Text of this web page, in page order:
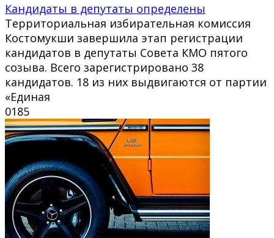
Кандидаты в депутаты определены
Территориальная избирательная комиссия
Костомукши завершила этап регистрации
кандидатов в депутаты Совета КМО пятого
созыва. Всего зарегистрировано 38
кандидатов. 18 из них выдвигаются от партии
«Единая
0185